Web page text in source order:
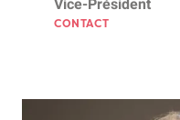
Vice-Président
CONTACT